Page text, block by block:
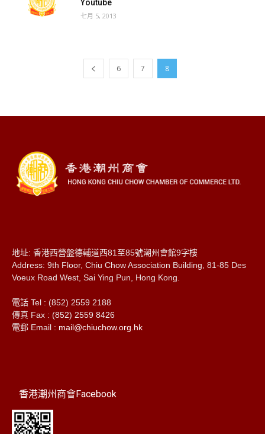
Youtube
七月 5, 2013
6 7 8
地址: 香港西營盤德輔道西81至85號潮州會館9字樓
Address: 9th Floor, Chiu Chow Association Building, 81-85 Des
Voeux Road West, Sai Ying Pun, Hong Kong.
電話 Tel : (852) 2559 2188
傳真 Fax : (852) 2559 8426
電郵 Email : mail@chiuchow.org.hk
香港潮州商會Facebook